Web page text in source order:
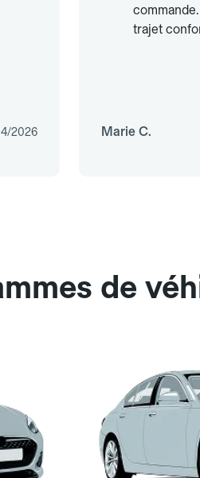
2026
trajet
Marie C.
de